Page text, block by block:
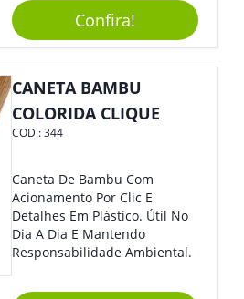
Todo Tipo De Evento E
Público.
Confira!
CANETA BAMBU
COLORIDA CLIQUE
COD.:344
Caneta De Bambu Com
Acionamento Por Clic E
Detalhes Em Plástico. Útil No
Dia A Dia E Mantendo
Responsabilidade Ambiental.